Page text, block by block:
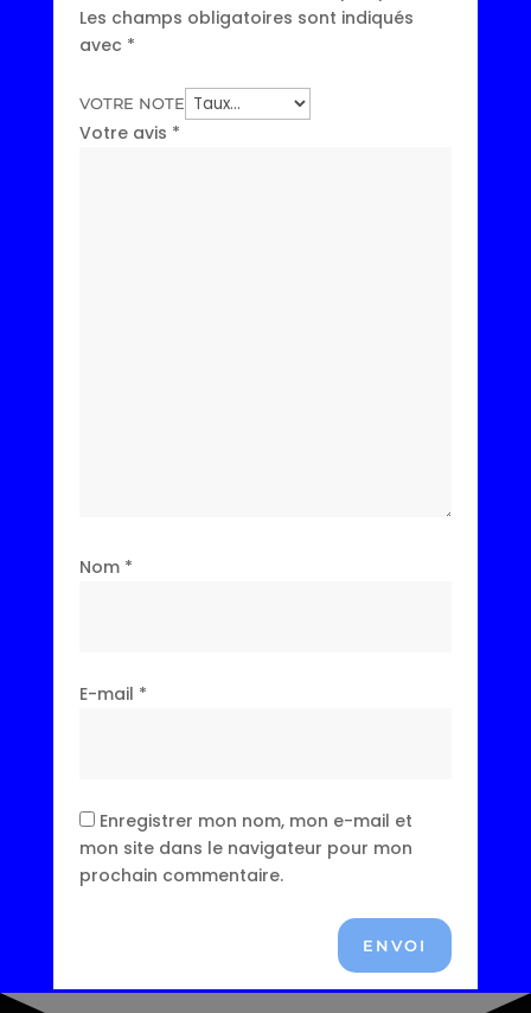
Les champs obligatoires sont indiqués
avec *
VOTRE NOTE
Votre avis *
Nom *
E-mail *
Enregistrer mon nom, mon e-mail et
mon site dans le navigateur pour mon
prochain commentaire.
ENVOI